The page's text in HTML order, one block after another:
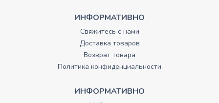
ИНФОРМАТИВНО
Свяжитесь с нами
Доставка товаров
Возврат товара
Политика конфиденциальности
ИНФОРМАТИВНО